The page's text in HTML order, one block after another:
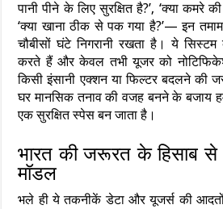
पानी पीने के लिए सुरक्षित है?’, ‘क्या कमरे
‘क्या खाना ठीक से पक गया है?’— इन
चौबीसों घंटे निगरानी रखता है। ये
करते हैं और केवल तभी यूजर को
किसी इंसानी एक्शन या फिल्टर बदलने की
घर मानसिक तनाव की वजह बनने के बजाय
एक सुरक्षित स्पेस बन जाता है।
भारत की जरूरत के हिसाब से
मॉडल
भले ही ये तकनीकें डेटा और यूजर्स की